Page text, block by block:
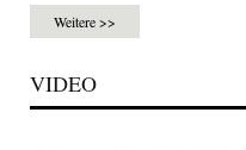
Weitere >>
VIDEO